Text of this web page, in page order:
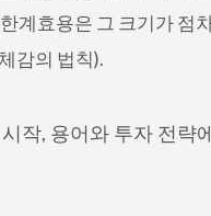
계효용은 그 크기가 점
감의 법칙).
작, 용어와 투자 전략